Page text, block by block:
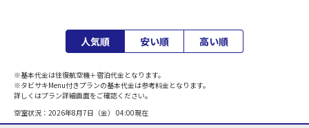
人気順 安い順 高い順
※基本代金は往復航空機＋宿泊代金となります。
※タビサキMenu付きプランの基本代金は参考料金となります。
詳しくはプラン詳細画面をご確認ください。
空室状況： 2026年8月7日（金） 04:00現在